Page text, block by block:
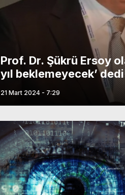
Prof. Dr. Şükrü Ersoy
yıl beklemeyecek’
21 Mart 2024 - 7:29